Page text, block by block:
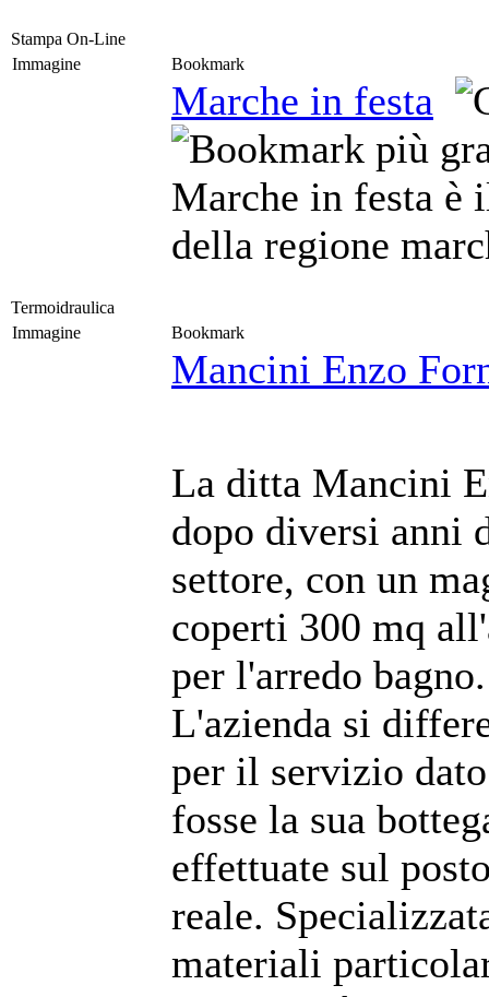
Stampa On-Line
Immagine
Bookmark
Marche in festa
Marche in festa è
della regione
Termoidraulica
Immagine
Bookmark
Mancini Enzo
La ditta Mancini
dopo diversi anni
settore, con un
coperti 300 mq
per l'arredo bagno.
L'azienda si
per il servizio
fosse la sua
effettuate sul
reale.
materiali